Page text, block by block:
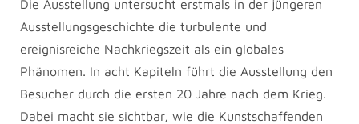
Die Ausstellung untersucht erstmals in der jüngeren
Ausstellungsgeschichte die turbulente und
ereignisreiche Nachkriegszeit als ein globales
Phänomen. In acht Kapiteln führt die Ausstellung den
Besucher durch die ersten 20 Jahre nach dem Krieg.
Dabei macht sie sichtbar, wie die Kunstschaffenden